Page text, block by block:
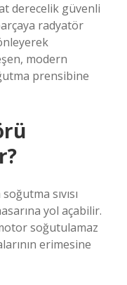
derecelik güvenli
radyatör
modern
prensibine
sıvısı
yol açabilir.
soğutulamaz
erimesine